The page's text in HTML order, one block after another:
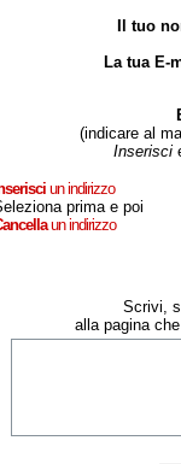
Il tuo
La tua E-
(indicare al
Inserisci
un indirizzo
prima e poi
un indirizzo
Scrivi,
alla pagina